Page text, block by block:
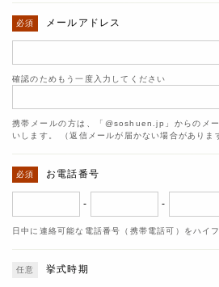
メールアドレス
確認のためもう一度入力してください
携帯メールの方は、「@soshuen.jp」からのメ
いします。 （返信メールが届かない場合がありま
お電話番号
- -
日中に連絡可能な電話番号（携帯電話可）をハイ
挙式時期